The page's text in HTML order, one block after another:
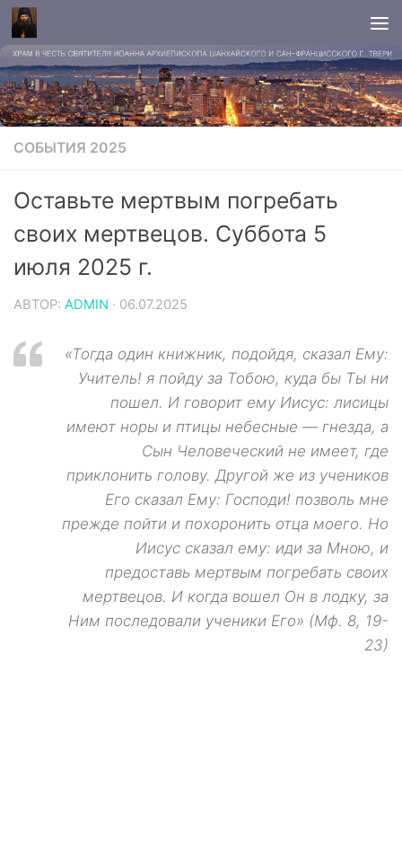
СОБЫТИЯ 2025
Оставьте мертвым погребать
своих мертвецов. Суббота 5
июля 2025 г.
АВТОР: ADMIN · 06.07.2025
«Тогда один книжник, подойдя, сказал Ему:
Учитель! я пойду за Тобою, куда бы Ты ни
пошел. И говорит ему Иисус: лисицы
имеют норы и птицы небесные — гнезда, а
Сын Человеческий не имеет, где
приклонить голову. Другой же из учеников
Его сказал Ему: Господи! позволь мне
прежде пойти и похоронить отца моего. Но
Иисус сказал ему: иди за Мною, и
предоставь мертвым погребать своих
мертвецов. И когда вошел Он в лодку, за
Ним последовали ученики Его» (Мф. 8, 19-
23)